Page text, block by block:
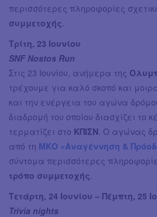
περισσότερες πληροφορίες
συμμετοχής
Τρίτη, 23 Ιουνίου
SNF Nostos Run
Στις 23 Ιουνίου, ανήμερα της
τρέχουμε για καλό σκοπό και
και την ενέργεια του αγώνα
διαδρομή του οποίου διασχίζει το
τερματίζει στο ΚΠΙΣΝ . Ο αγώνας
από τη ΜΚΟ «Αναγέννηση &
σύντομα περισσότερες
τρόπο συμμετοχής
Τετάρτη, 24 Ιουνίου – Πέμπτη, 25
Trivia nights